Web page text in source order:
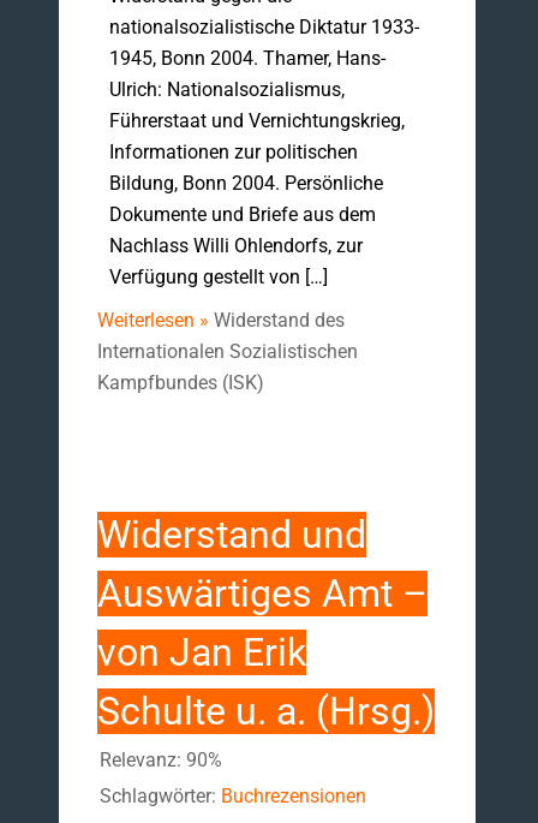
nationalsozialistische Diktatur 1933-
1945, Bonn 2004. Thamer, Hans-
Ulrich: Nationalsozialismus,
Führerstaat und Vernichtungskrieg,
Informationen zur politischen
Bildung, Bonn 2004. Persönliche
Dokumente und Briefe aus dem
Nachlass Willi Ohlendorfs, zur
Verfügung gestellt von […]
Weiterlesen » Widerstand des
Internationalen Sozialistischen
Kampfbundes (ISK)
Widerstand und
Auswärtiges Amt –
von Jan Erik
Schulte u. a. (Hrsg.)
Relevanz: 90%
Schlagwörter: Buchrezensionen